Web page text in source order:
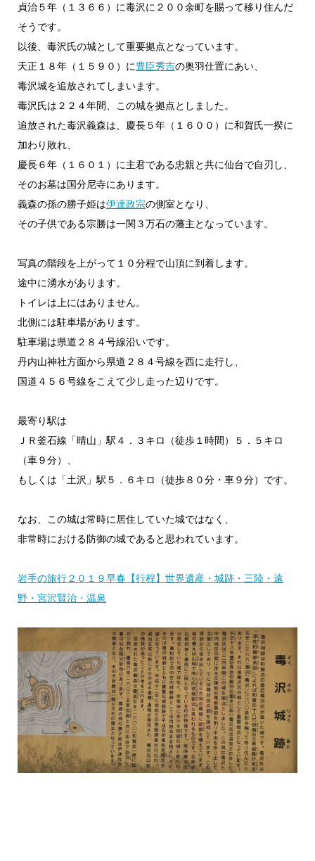
貞治５年（１３６６）に毒沢に２００余町を賜って移り住んだ
そうです。
以後、毒沢氏の城として重要拠点となっています。
天正１８年（１５９０）に豊臣秀吉の奥羽仕置にあい、
毒沢城を追放されてしまいます。
毒沢氏は２２４年間、この城を拠点としました。
追放された毒沢義森は、慶長５年（１６００）に和賀氏一揆に
加わり敗れ、
慶長６年（１６０１）に主君である忠親と共に仙台で自刃し、
そのお墓は国分尼寺にあります。
義森の孫の勝子姫は伊達政宗の側室となり、
その子供である宗勝は一関３万石の藩主となっています。
写真の階段を上がって１０分程で山頂に到着します。
途中に湧水があります。
トイレは上にはありません。
北側には駐車場があります。
駐車場は県道２８４号線沿いです。
丹内山神社方面から県道２８４号線を西に走行し、
国道４５６号線をこえて少し走った辺りです。
最寄り駅は
ＪＲ釜石線「晴山」駅４．３キロ（徒歩１時間）５．５キロ
（車９分）、
もしくは「土沢」駅５．６キロ（徒歩８０分・車９分）です。
なお、この城は常時に居住していた城ではなく、
非常時における防御の城であると思われています。
岩手の旅行２０１９早春【行程】世界遺産・城跡・三陸・遠
野・宮沢賢治・温泉